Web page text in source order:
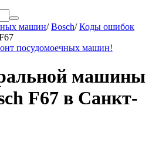
машин/Bosch/Коды ошибок
машины
F67 в Санкт-